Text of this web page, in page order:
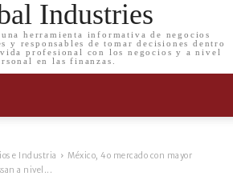
Industries
herramienta informativa de negocios
y responsables de tomar decisiones dentro
vida profesional con los negocios y a nivel
en las finanzas.
e Industria
México, 4o mercado con mayor
a nivel...